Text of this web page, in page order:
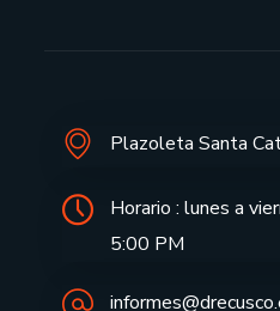
Plazoleta Santa
Horario : lunes a
5:00 PM